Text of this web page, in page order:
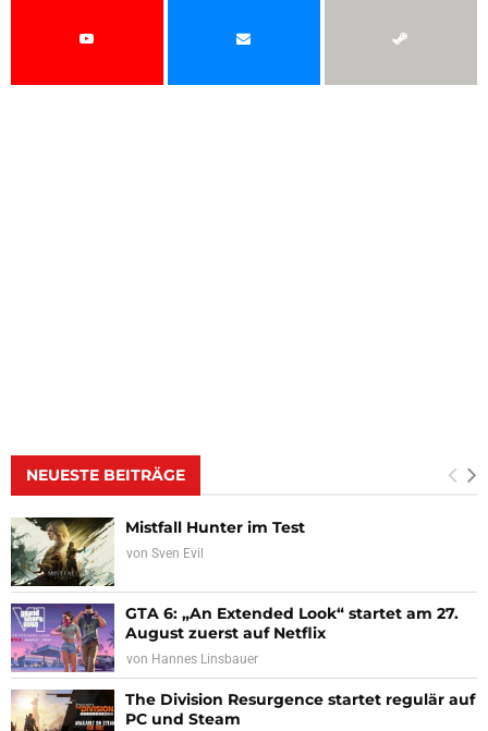
NEUESTE BEITRÄGE
Mistfall Hunter im Test
von Sven Evil
GTA 6: „An Extended Look“ startet am 27.
August zuerst auf Netflix
von Hannes Linsbauer
The Division Resurgence startet regulär auf
PC und Steam